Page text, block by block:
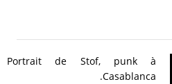
Portrait de Stof, punk à
Casablanca.